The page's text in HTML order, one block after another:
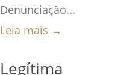
Denunciação...
Leia mais →
Legítima